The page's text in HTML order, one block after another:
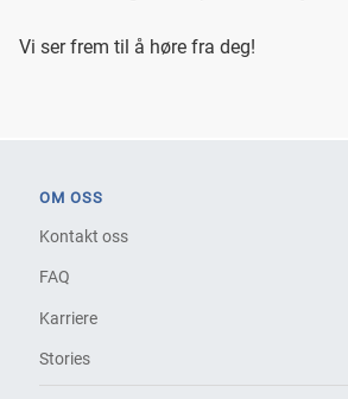
Vi ser frem til å høre fra deg!
OM OSS
Kontakt oss
FAQ
Karriere
Stories